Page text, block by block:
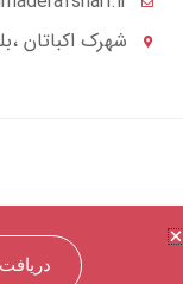
شهرک اکباتان
دریافت نوبت